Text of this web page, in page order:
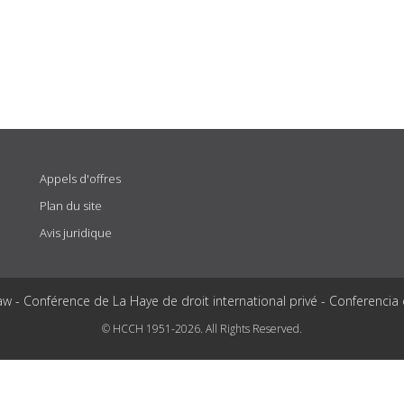
Appels d'offres
Plan du site
Avis juridique
- Conférence de La Haye de droit international privé -
© HCCH 1951-2026. All Rights Reserved.